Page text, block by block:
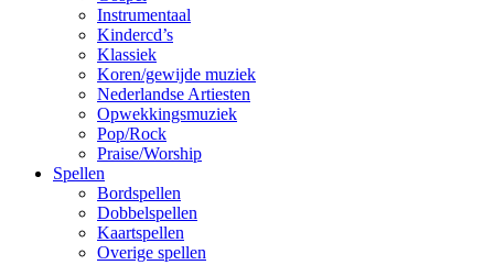
Instrumentaal
Kindercd’s
Klassiek
Koren/gewijde muziek
Nederlandse Artiesten
Opwekkingsmuziek
Pop/Rock
Praise/Worship
Spellen
Bordspellen
Dobbelspellen
Kaartspellen
Overige spellen